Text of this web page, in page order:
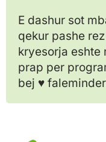
E dashur sot
qekur pashe
kryesorja eshte
prap per
bej ♥️